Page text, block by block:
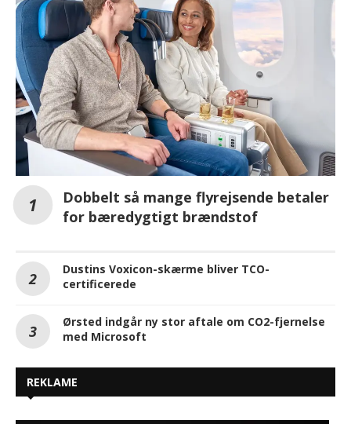
Dobbelt så mange flyrejsende betaler
for bæredygtigt brændstof
Dustins Voxicon-skærme bliver TCO-
certificerede
Ørsted indgår ny stor aftale om CO2-fjernelse
med Microsoft
REKLAME